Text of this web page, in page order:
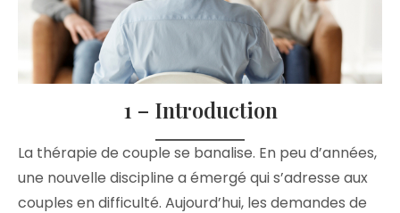
1 – Introduction
La thérapie de couple se banalise. En peu d’années,
une nouvelle discipline a émergé qui s’adresse aux
couples en difficulté. Aujourd’hui, les demandes de